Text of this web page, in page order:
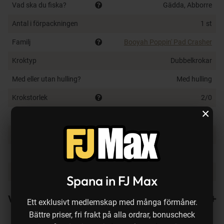
Spana in FJ Max
Ett exklusivt medlemskap med många förmåner.
Bättre priser, fri frakt på alla ordrar, bonuscheck
×
Vad ska du fiska? Gädda, Abborre
Antal i förpackningen 1 st
Familj Booyah Poppin' Pad Crasher
Kroktyp Dubbelkrokar
Med eller utan hulling? Med hulling
Krokstorlek 2/0
Flytande
Varianter